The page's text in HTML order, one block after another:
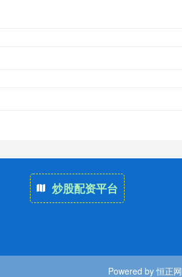
炒股配资平台
Powered by恒正网